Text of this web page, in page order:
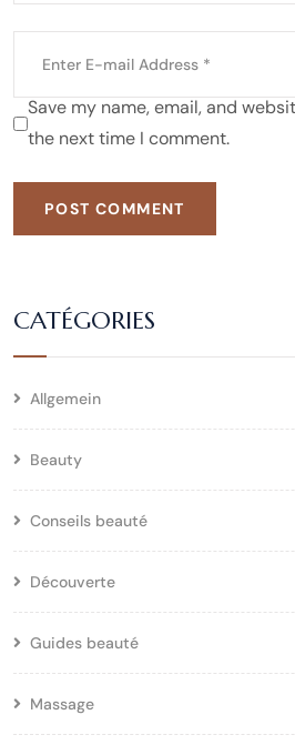
Save my name, email, and
the next time I comment.
POST COMMENT
CATÉGORIES
Allgemein
Beauty
Conseils beauté
Découverte
Guides beauté
Massage